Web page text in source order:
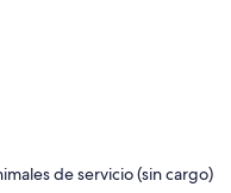
de servicio (sin cargo)